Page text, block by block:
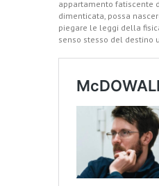
appartamento fatiscente
dimenticata, possa
piegare le leggi della
senso stesso del destino